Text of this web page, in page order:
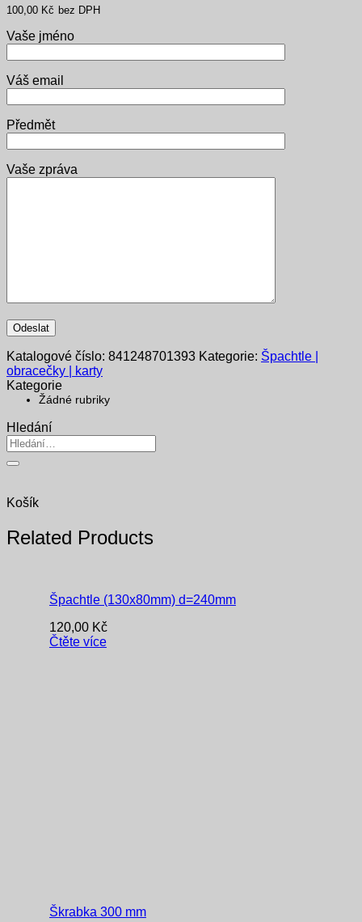
100,00 Kč bez DPH
Vaše jméno
Váš email
Předmět
Vaše zpráva
Katalogové číslo: 841248701393 Kategorie: Špachtle |
obracečky | karty
Kategorie
Žádné rubriky
Hledání
Hledat:
Košík
Related Products
Špachtle (130x80mm) d=240mm
120,00 Kč
Čtěte více
Škrabka 300 mm